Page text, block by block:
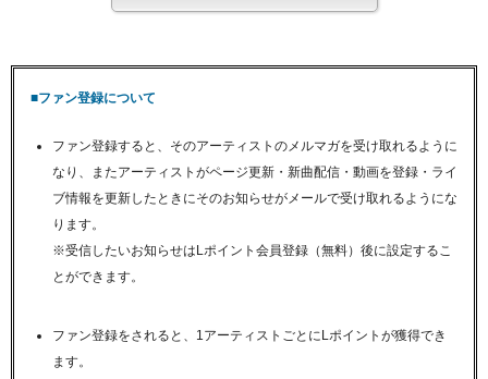
■ファン登録について
ファン登録すると、そのアーティストのメルマガを受け取れるように
なり、またアーティストがページ更新・新曲配信・動画を登録・ライ
ブ情報を更新したときにそのお知らせがメールで受け取れるようにな
ります。
※受信したいお知らせはLポイント会員登録（無料）後に設定するこ
とができます。
ファン登録をされると、1アーティストごとにLポイントが獲得でき
ます。